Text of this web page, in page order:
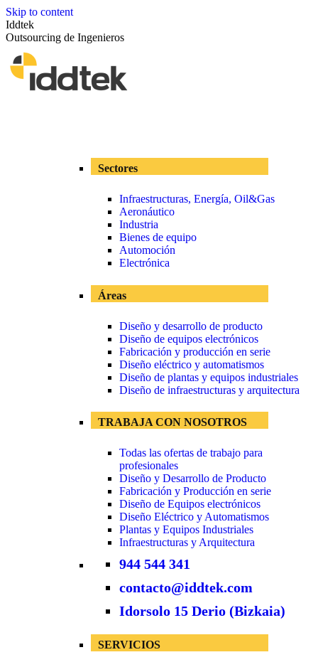
Skip to content
Iddtek
Outsourcing de Ingenieros
Sectores
Infraestructuras, Energía, Oil&Gas
Aeronáutico
Industria
Bienes de equipo
Automoción
Electrónica
Áreas
Diseño y desarrollo de producto
Diseño de equipos electrónicos
Fabricación y producción en serie
Diseño eléctrico y automatismos
Diseño de plantas y equipos industriales
Diseño de infraestructuras y arquitectura
TRABAJA CON NOSOTROS
Todas las ofertas de trabajo para
profesionales
Diseño y Desarrollo de Producto
Fabricación y Producción en serie
Diseño de Equipos electrónicos
Diseño Eléctrico y Automatismos
Plantas y Equipos Industriales
Infraestructuras y Arquitectura
944 544 341
contacto@iddtek.com
Idorsolo 15 Derio (Bizkaia)
SERVICIOS